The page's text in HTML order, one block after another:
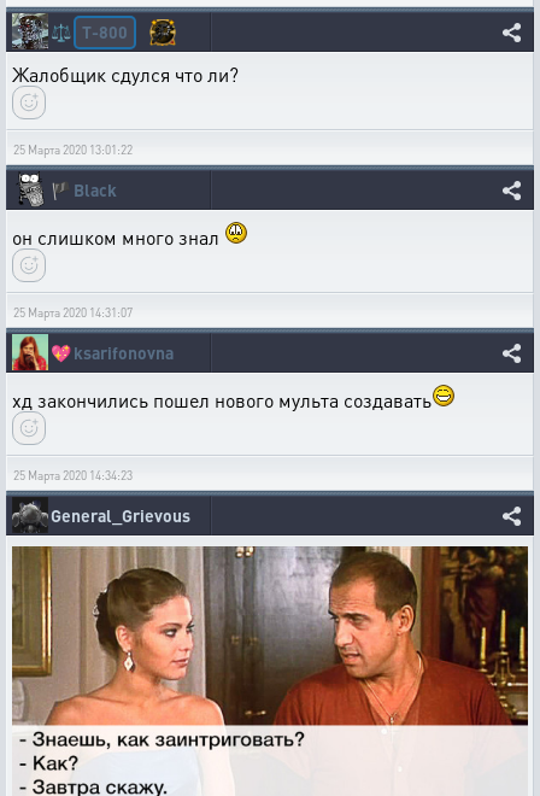
⚖️ T-800
Жалобщик сдулся что ли?
25 Марта 2020 13:01:22
🏴 Black
он слишком много знал
25 Марта 2020 14:31:07
💖ksarifonovna
хд закончились пошел нового мульта создавать
25 Марта 2020 14:34:23
General_Grievous